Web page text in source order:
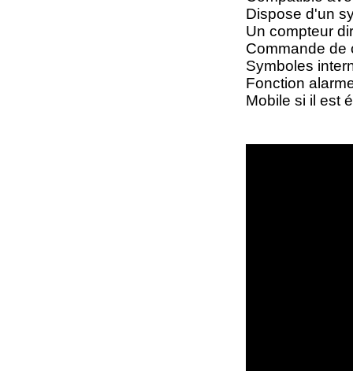
Dispose d'un
Un compteur
Commande de
Symboles
Fonction
Mobile si il est